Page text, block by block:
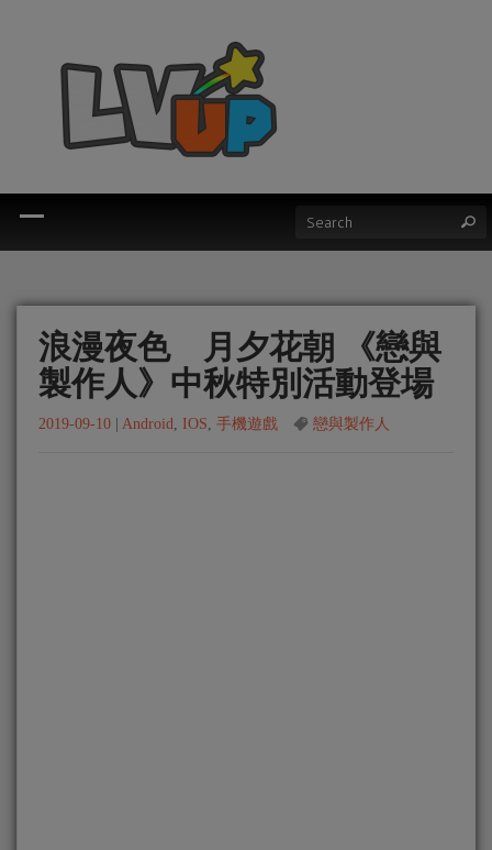
浪漫夜色 月夕花朝 《戀與
製作人》中秋特別活動登場
2019-09-10 Android, IOS, 手機遊戲 戀與製作人